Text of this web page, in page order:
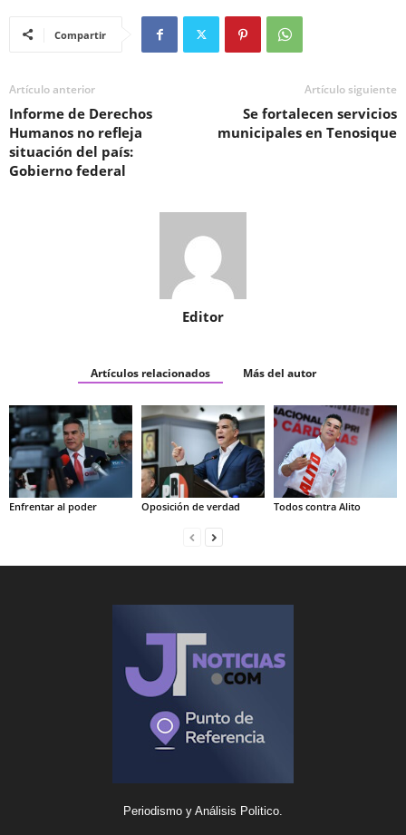
Compartir
Artículo anterior
Informe de Derechos
Humanos no refleja
situación del país:
Gobierno federal
Artículo siguiente
Se fortalecen servicios
municipales en Tenosique
Editor
Artículos relacionados Más del autor
Enfrentar al poder Oposición de verdad Todos contra Alito
Periodismo y Análisis Politico.